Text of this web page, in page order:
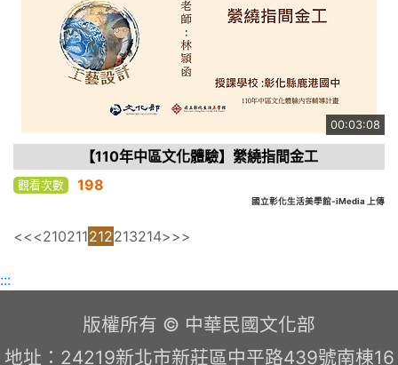
00:03:08
【110年中區文化體驗】縈繞指間金工
觀看次數 198
國立彰化生活美學館-iMedia 上傳
<<<210211212213214>>>
:::
版權所有 © 中華民國文化部
地址：24219新北市新莊區中平路439號南棟16